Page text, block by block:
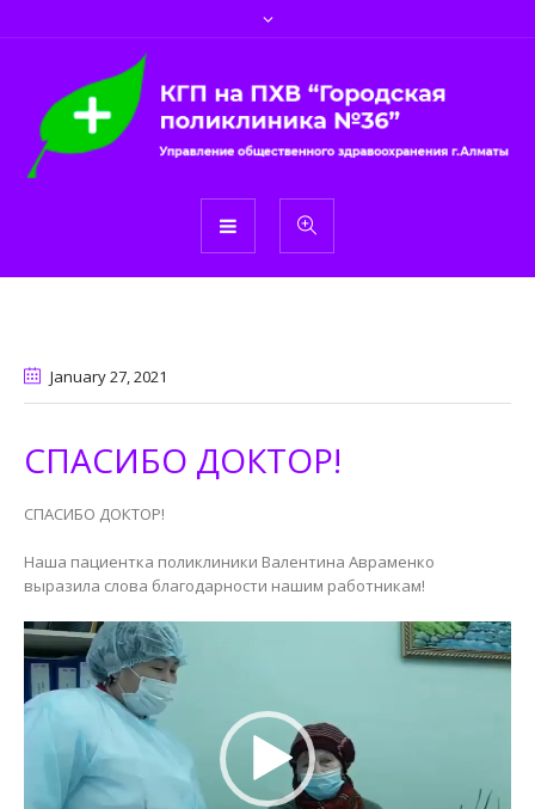
January 27, 2021
СПАСИБО ДОКТОР!
СПАСИБО ДОКТОР!
Наша пациентка поликлиники Валентина Авраменко
выразила слова благодарности нашим работникам!
Видеоплеер